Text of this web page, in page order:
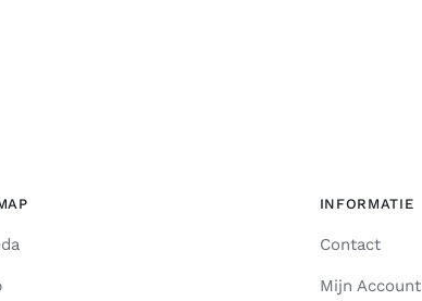
INFORMATIE
Contact
Mijn Account